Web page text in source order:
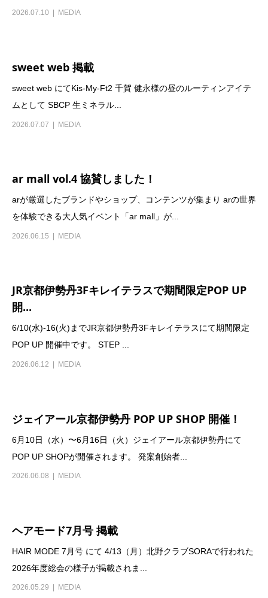
2026.07.10 MEDIA
sweet web 掲載
sweet web にてKis-My-Ft2 千賀 健永様の昼のルーティンアイテ
ムとして SBCP 生ミネラル...
2026.07.07 MEDIA
ar mall vol.4 協賛しました！
arが厳選したブランドやショップ、コンテンツが集まり arの世界
を体験できる大人気イベント「ar mall」が...
2026.06.15 MEDIA
JR京都伊勢丹3Fキレイテラスで期間限定POP UP
開...
6/10(水)-16(火)までJR京都伊勢丹3Fキレイテラスにて期間限定
POP UP 開催中です。 STEP ...
2026.06.12 MEDIA
ジェイアール京都伊勢丹 POP UP SHOP 開催！
6月10日（水）〜6月16日（火）ジェイアール京都伊勢丹にて
POP UP SHOPが開催されます。 発案創始者...
2026.06.08 MEDIA
ヘアモード7月号 掲載
HAIR MODE 7月号 にて 4/13（月）北野クラブSORAで行われた
2026年度総会の様子が掲載されま...
2026.05.29 MEDIA